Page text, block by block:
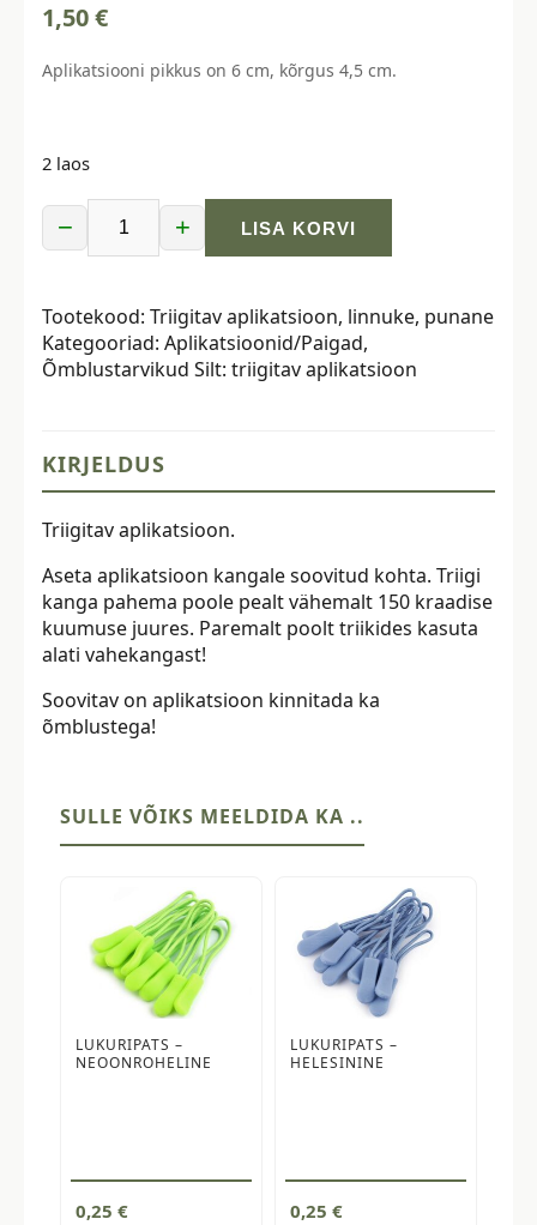
1,50€
Aplikatsiooni pikkus on 6 cm, kõrgus 4,5 cm.
2 laos
−
aplikatsioon,
punane
kogus
+ LISA KORVI
Tootekood: Triigitav aplikatsioon, linnuke, punane
Kategooriad: Aplikatsioonid/Paigad,
Õmblustarvikud Silt: triigitav aplikatsioon
KIRJELDUS
Triigitav aplikatsioon.
Aseta aplikatsioon kangale soovitud kohta. Triigi
kanga pahema poole pealt vähemalt 150 kraadise
kuumuse juures. Paremalt poolt triikides kasuta
alati vahekangast!
Soovitav on aplikatsioon kinnitada ka
õmblustega!
SULLE VÕIKS MEELDIDA KA ..
LUKURIPATS –
NEOONROHELINE
0,25 €
LUKURIPATS –
HELESININE
0,25 €